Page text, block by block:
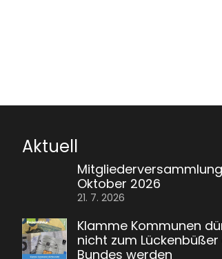
Aktuell
Mitgliederversammlung
Oktober 2026
21. 7. 2026
Klamme Kommunen
nicht zum Lückenbüßer
Bundes werden